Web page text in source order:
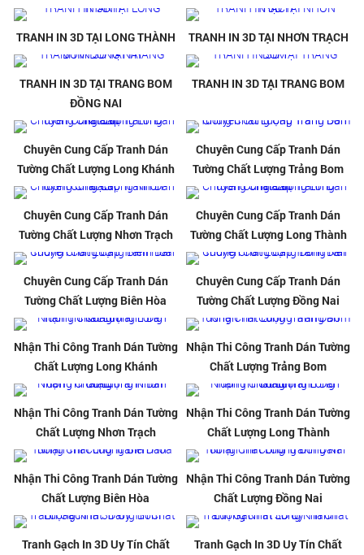
TRANH IN 3D TẠI LONG THÀNH TRANH IN 3D TẠI NHƠN TRẠCH
TRANH IN 3D TẠI TRANG BOM
ĐỒNG NAI
TRANH IN 3D TẠI TRANG BOM
Chuyên Cung Cấp Tranh Dán
Tường Chất Lượng Long Khánh
Chuyên Cung Cấp Tranh Dán
Tường Chất Lượng Trảng Bom
Chuyên Cung Cấp Tranh Dán
Tường Chất Lượng Nhơn Trạch
Chuyên Cung Cấp Tranh Dán
Tường Chất Lượng Long Thành
Chuyên Cung Cấp Tranh Dán
Tường Chất Lượng Biên Hòa
Chuyên Cung Cấp Tranh Dán
Tường Chất Lượng Đồng Nai
Nhận Thi Công Tranh Dán Tường
Chất Lượng Long Khánh
Nhận Thi Công Tranh Dán Tường
Chất Lượng Trảng Bom
Nhận Thi Công Tranh Dán Tường
Chất Lượng Nhơn Trạch
Nhận Thi Công Tranh Dán Tường
Chất Lượng Long Thành
Nhận Thi Công Tranh Dán Tường
Chất Lượng Biên Hòa
Nhận Thi Công Tranh Dán Tường
Chất Lượng Đồng Nai
Tranh Gạch In 3D Uy Tín Chất
Tranh Gạch In 3D Uy Tín Chất